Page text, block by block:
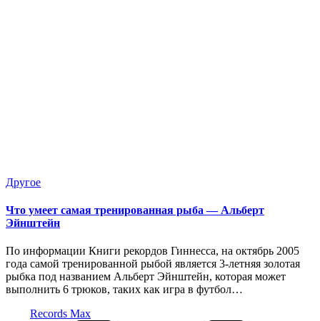
Опубликовано
Другое
Что умеет самая тренированная рыба — Альберт
Эйнштейн
По информации Книги рекордов Гиннесса, на октябрь 2005
года самой тренированной рыбой является 3-летняя золотая
рыбка под названием Альберт Эйнштейн, которая может
выполнить 6 трюков, таких как игра в футбол…
Records Max